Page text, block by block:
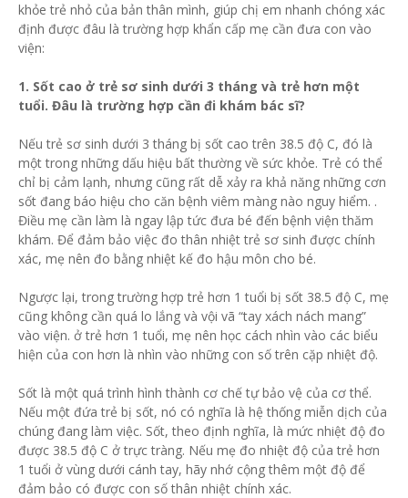
khỏe trẻ nhỏ của bản thân mình, giúp chị em nhanh chóng xác
định được đâu là trường hợp khẩn cấp mẹ cần đưa con vào
viện:
1. Sốt cao ở trẻ sơ sinh dưới 3 tháng và trẻ hơn một
tuổi. Đâu là trường hợp cần đi khám bác sĩ?
Nếu trẻ sơ sinh dưới 3 tháng bị sốt cao trên 38.5 độ C, đó là
một trong những dấu hiệu bất thường về sức khỏe. Trẻ có thể
chỉ bị cảm lạnh, nhưng cũng rất dễ xảy ra khả năng những cơn
sốt đang báo hiệu cho căn bệnh viêm màng nào nguy hiểm. .
Điều mẹ cần làm là ngay lập tức đưa bé đến bệnh viện thăm
khám. Để đảm bảo việc đo thân nhiệt trẻ sơ sinh được chính
xác, mẹ nên đo bằng nhiệt kế đo hậu môn cho bé.
Ngược lại, trong trường hợp trẻ hơn 1 tuổi bị sốt 38.5 độ C, mẹ
cũng không cần quá lo lắng và vội vã “tay xách nách mang”
vào viện. ở trẻ hơn 1 tuổi, mẹ nên học cách nhìn vào các biểu
hiện của con hơn là nhìn vào những con số trên cặp nhiệt độ.
Sốt là một quá trình hình thành cơ chế tự bảo vệ của cơ thể.
Nếu một đứa trẻ bị sốt, nó có nghĩa là hệ thống miễn dịch của
chúng đang làm việc. Sốt, theo định nghĩa, là mức nhiệt độ đo
được 38.5 độ C ở trực tràng. Nếu mẹ đo nhiệt độ của trẻ hơn
1 tuổi ở vùng dưới cánh tay, hãy nhớ cộng thêm một độ để
đảm bảo có được con số thân nhiệt chính xác.